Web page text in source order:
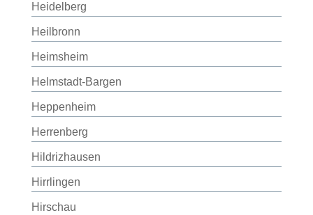
Heidelberg
Heilbronn
Heimsheim
Helmstadt-Bargen
Heppenheim
Herrenberg
Hildrizhausen
Hirrlingen
Hirschau